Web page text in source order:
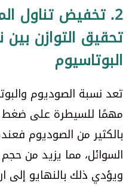
2. تخفيض تناول
تحقيق التوازن
البوتاسيوم
تعد نسبة الصوديوم
مهمًا للسيطرة على ضغط
بالكثير من الصوديوم
السوائل، مما يزيد من
ويؤدي ذلك بالنهايو إلى